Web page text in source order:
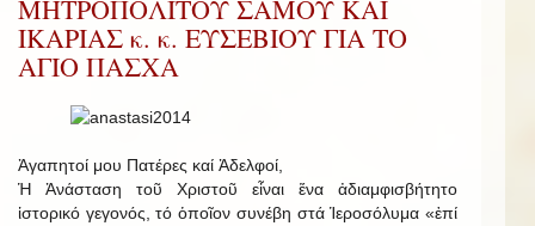
ΜΗΤΡΟΠΟΛΙΤΟΥ ΣΑΜΟΥ ΚΑΙ
ΙΚΑΡΙΑΣ κ. κ. ΕΥΣΕΒΙΟΥ ΓΙΑ ΤΟ
ΑΓΙΟ ΠΑΣΧΑ
Ἀγαπητοί μου Πατέρες καί Ἀδελφοί,
Ἡ Ἀνάσταση τοῦ Χριστοῦ εἶναι ἕνα ἀδιαμφισβήτητο
ἱστορικό γεγονός, τό ὁποῖον συνέβη στά Ἱεροσόλυμα «ἐπί